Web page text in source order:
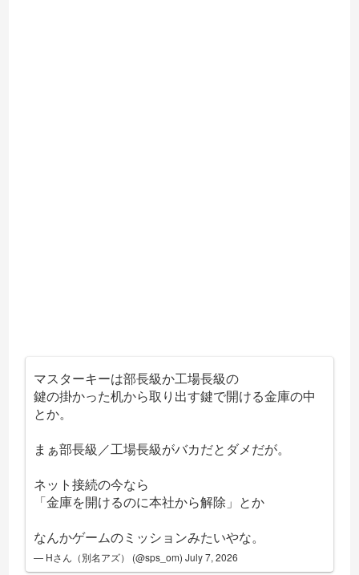
マスターキーは部長級か工場長級の
鍵の掛かった机から取り出す鍵で開ける金庫の中
とか。
まぁ部長級／工場長級がバカだとダメだが。
ネット接続の今なら
「金庫を開けるのに本社から解除」とか
なんかゲームのミッションみたいやな。
— Hさん（別名アズ） (@sps_om)July 7, 2026